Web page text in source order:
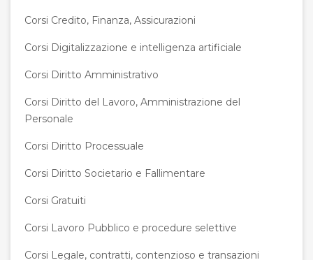
Corsi Credito, Finanza, Assicurazioni
Corsi Digitalizzazione e intelligenza artificiale
Corsi Diritto Amministrativo
Corsi Diritto del Lavoro, Amministrazione del
Personale
Corsi Diritto Processuale
Corsi Diritto Societario e Fallimentare
Corsi Gratuiti
Corsi Lavoro Pubblico e procedure selettive
Corsi Legale, contratti, contenzioso e transazioni